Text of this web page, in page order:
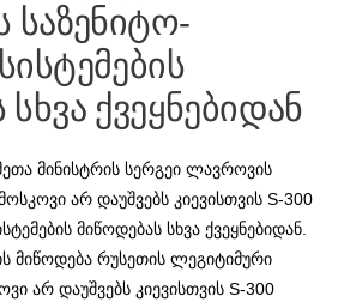
საზენიტო-
ქვეყნებიდან
მინისტრის სერგეი ლავროვის
არ დაუშვებს კიევისთვის S-300
მიწოდებას სხვა ქვეყნებიდან.
მიწოდება რუსეთის ლეგიტიმური
არ დაუშვებს კიევისთვის S-300